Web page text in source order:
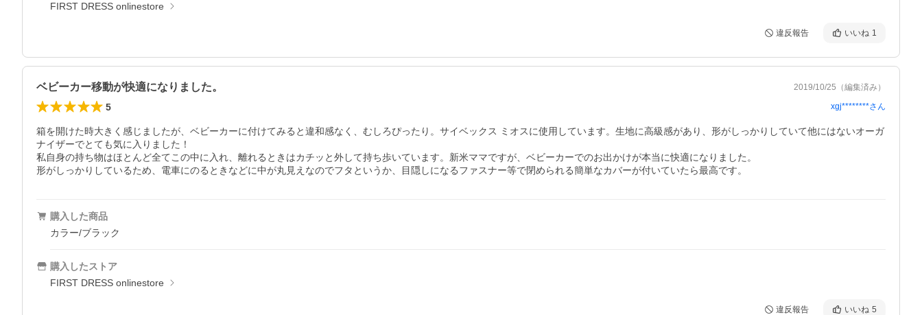
FIRST DRESS onlinestore
違反報告 いいね 1
ベビーカー移動が快適になりました。 2019/10/25 （編集済み）
5 xgj********さん
箱を開けた時大きく感じましたが、ベビーカーに付けてみると違和感なく、むしろぴったり。サイベックス ミオスに使用しています。生地に高級感があり、形がしっかりしていて他にはないオーガ
ナイザーでとても気に入りました！
私自身の持ち物はほとんど全てこの中に入れ、離れるときはカチッと外して持ち歩いています。新米ママですが、ベビーカーでのお出かけが本当に快適になりました。
形がしっかりしているため、電車にのるときなどに中が丸見えなのでフタというか、目隠しになるファスナー等で閉められる簡単なカバーが付いていたら最高です。
購入した商品
カラー/ブラック
購入したストア
FIRST DRESS onlinestore
違反報告 いいね 5